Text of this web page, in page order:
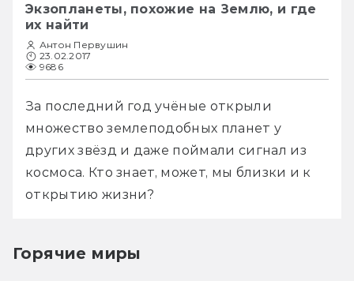
Экзопланеты, похожие на Землю, и где
их найти
Антон Первушин
23.02.2017
9686
За последний год учёные открыли
множество землеподобных планет у
других звёзд и даже поймали сигнал из
космоса. Кто знает, может, мы близки и к
открытию жизни?
Горячие миры